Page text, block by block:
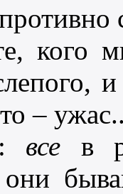
кого
–
все в
они